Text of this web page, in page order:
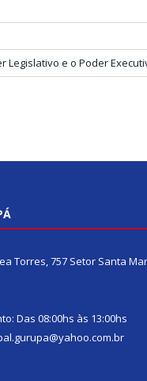
Legislativo e o Poder
Torres, 757 Setor Santa
Das 08:00hs às 13:00hs